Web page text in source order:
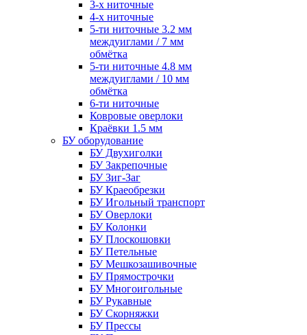
3-х ниточные
4-х ниточные
5-ти ниточные 3.2 мм
междуиглами / 7 мм
обмётка
5-ти ниточные 4.8 мм
междуиглами / 10 мм
обмётка
6-ти ниточные
Ковровые оверлоки
Краёвки 1.5 мм
БУ оборудование
БУ Двухиголки
БУ Закрепочные
БУ Зиг-Заг
БУ Краеобрезки
БУ Игольный транспорт
БУ Оверлоки
БУ Колонки
БУ Плоскошовки
БУ Петельные
БУ Мешкозашивочные
БУ Прямострочки
БУ Многоигольные
БУ Рукавные
БУ Скорняжки
БУ Прессы